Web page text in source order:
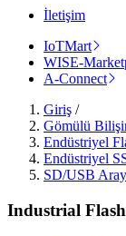
İletişim
IoTMart
WISE-
A-Connect
Giriş /
Gömülü
Endüstriyel
Endüstriyel
SD/USB
Industrial